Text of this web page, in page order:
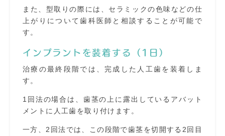
また、型取りの際には、セラミックの色味などの仕
上がりについて歯科医師と相談することが可能で
す。
インプラントを装着する（1日）
治療の最終段階では、完成した人工歯を装着しま
す。
1回法の場合は、歯茎の上に露出しているアバット
メントに人工歯を取り付けます。
一方、2回法では、この段階で歯茎を切開する2回目